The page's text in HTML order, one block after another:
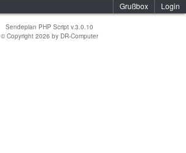
Grußbox Login
Sendeplan PHP Script v.3.0.10
© Copyright 2026 by DR-Computer